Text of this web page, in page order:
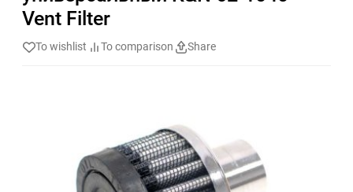
Vent Filter
To wishlist To comparison Share